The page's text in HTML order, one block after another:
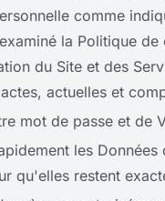
comme
la Politique
du Site et des
actuelles et
mot de passe et de
les
qu'elles restent